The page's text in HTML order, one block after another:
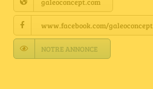
Contact
www.facebook.com/galeoconcept
NOTRE ANNONCE